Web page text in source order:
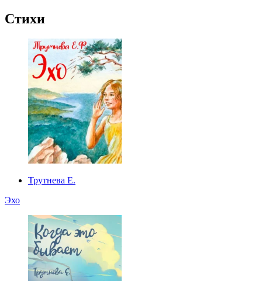
Стихи
Трутнева Е.
Эхо